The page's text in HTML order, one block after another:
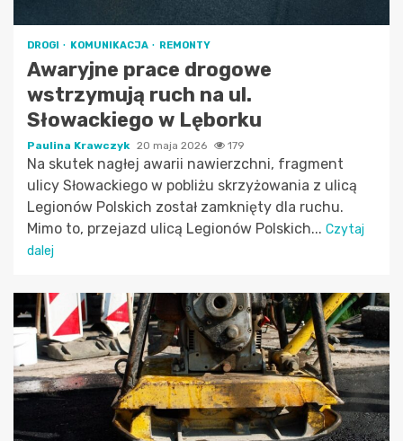
DROGI KOMUNIKACJA REMONTY
Awaryjne prace drogowe
wstrzymują ruch na ul.
Słowackiego w Lęborku
Paulina Krawczyk 20 maja 2026 179
Na skutek nagłej awarii nawierzchni, fragment
ulicy Słowackiego w pobliżu skrzyżowania z ulicą
Legionów Polskich został zamknięty dla ruchu.
Mimo to, przejazd ulicą Legionów Polskich... Czytaj
dalej